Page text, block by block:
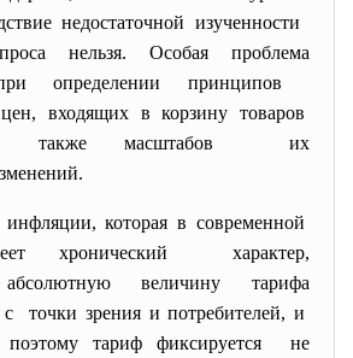
недостаточной изученности
нельзя. Особая проблема
определении принципов
входящих в корзину товаров
также масштабов их
которая в современной
хронический характер,
абсолютную величину тарифа
с точки зрения и потребителей, и
поэтому тариф фиксируется не